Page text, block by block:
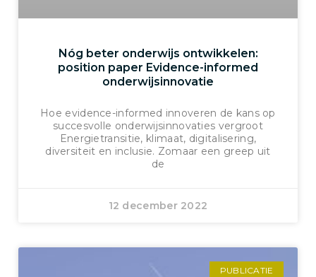
Nóg beter onderwijs ontwikkelen:
position paper Evidence-informed
onderwijsinnovatie
Hoe evidence-informed innoveren de kans op
succesvolle onderwijsinnovaties vergroot
Energietransitie, klimaat, digitalisering,
diversiteit en inclusie. Zomaar een greep uit
de
12 december 2022
PUBLICATIE